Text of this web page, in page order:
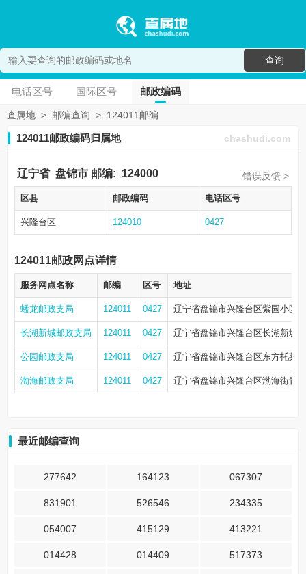
查询
电话区号 国际区号 邮政编码
查属地 > 邮编查询 > 124011邮编
124011邮政编码归属地 chashudi.com
辽宁省 盘锦市 邮编: 124000 错误反馈 >
区县 邮政编码 电话区号
兴隆台区 124010 0427
124011邮政网点详情
服务网点名称 邮编 区号 地址
蟠龙邮政支局 124011 0427 辽宁省盘锦市兴隆台区紫园小区
长湖新城邮政支局 124011 0427 辽宁省盘锦市兴隆台区长湖新城1
公园邮政支局 124011 0427 辽宁省盘锦市兴隆台区东方托莱
渤海邮政支局 124011 0427 辽宁省盘锦市兴隆台区渤海街青
最近邮编查询
277642 164123 067307
831901 526546 234335
054007 415129 413221
014428 014409 517373